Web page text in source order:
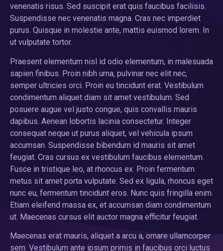
venenatis risus. Sed suscipit erat quis faucibus facilisis.
Suspendisse nec venenatis magna. Cras nec imperdiet
purus. Quisque in molestie ante, mattis euismod lorem. In
ut vulputate tortor.
Praesent elementum nisl id odio elementum, in malesuada
sapien finibus. Proin nibh urna, pulvinar nec elit nec,
semper ultricies orci. Proin eu tincidunt erat. Vestibulum
condimentum aliquet diam sit amet vestibulum. Sed
posuere augue vel justo congue, quis convallis mauris
dapibus. Aenean lobortis lacinia consectetur. Integer
consequat neque ut purus aliquet, vel vehicula ipsum
accumsan. Suspendisse bibendum id mauris sit amet
feugiat. Cras cursus ex vestibulum faucibus elementum.
Fusce in tristique leo, at rhoncus ex. Proin fermentum
metus sit amet porta vulputate. Sed ex ligula, rhoncus eget
nunc eu, fermentum tincidunt eros. Nunc quis fringilla enim.
Etiam eleifend massa ex, et accumsan diam condimentum
ut. Maecenas cursus elit auctor magna efficitur feugiat.
Maecenas erat mauris, aliquet a arcu a, ornare ullamcorper
sem. Vestibulum ante ipsum primis in faucibus orci luctus